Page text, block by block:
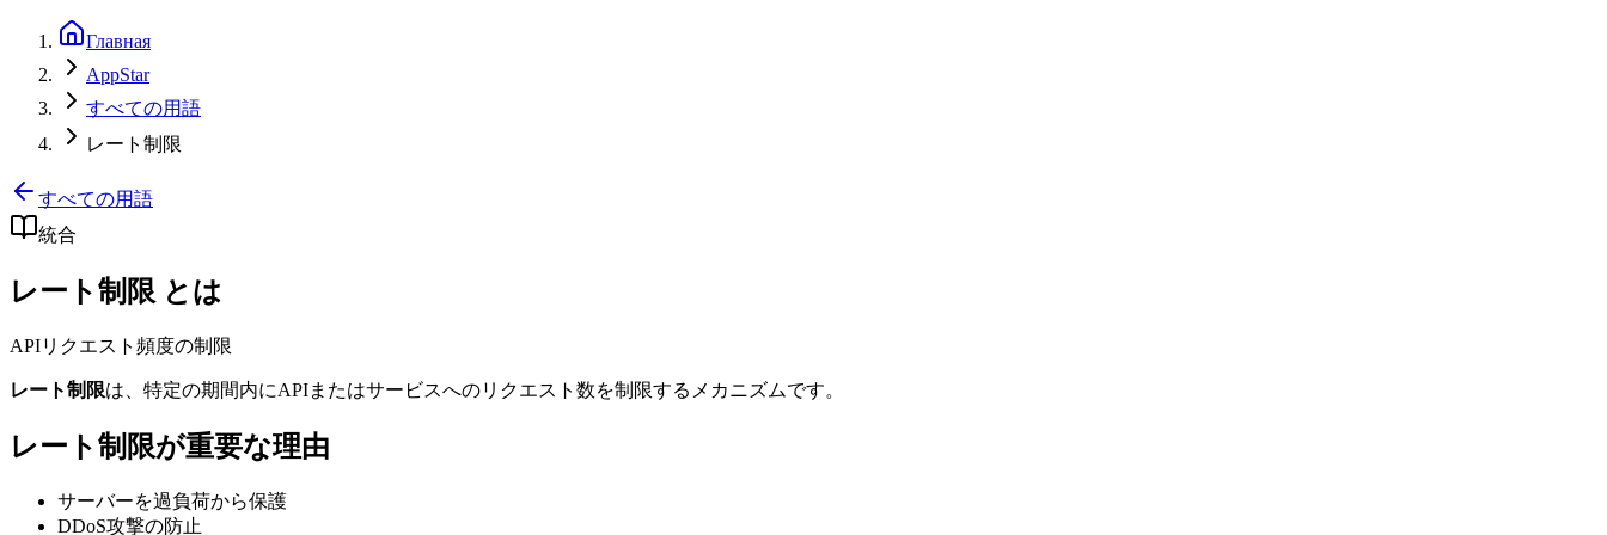
Главная
AppStar
すべての用語
レート制限
すべての用語
統合
レート制限 とは
APIリクエスト頻度の制限
レート制限は、特定の期間内にAPIまたはサービスへのリクエスト数を制限するメカニズムです。
レート制限が重要な理由
サーバーを過負荷から保護
DDoS攻撃の防止